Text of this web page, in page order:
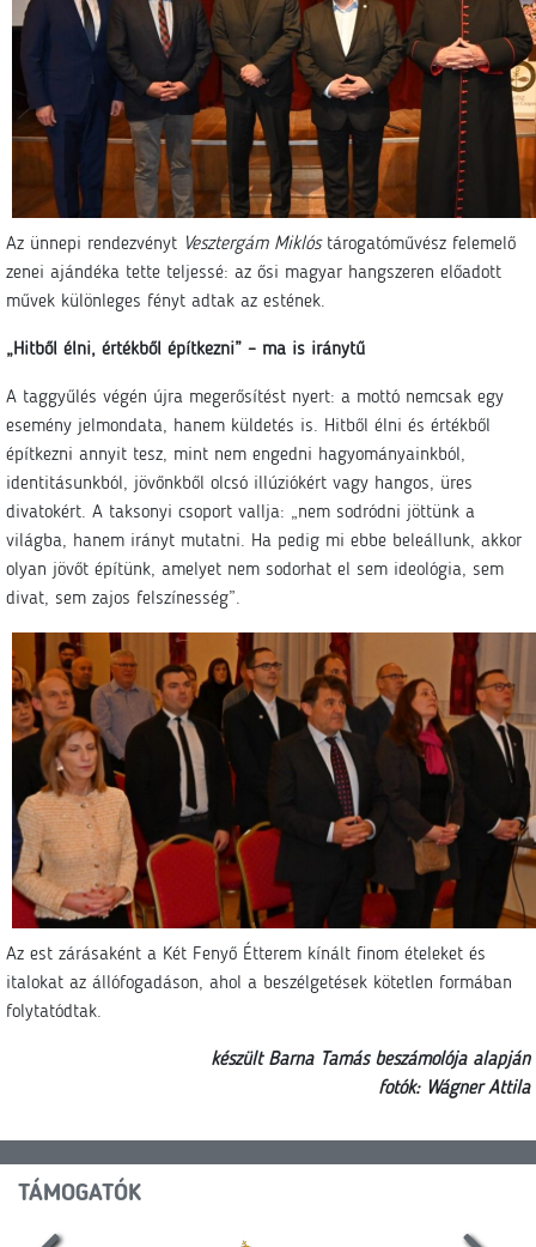
Az ünnepi rendezvényt Vesztergám Miklóstárogatóművész felemelő
zenei ajándéka tette teljessé: az ősi magyar hangszeren előadott
művek különleges fényt adtak az estének.
„Hitből élni, értékből építkezni” – ma is iránytű
A taggyűlés végén újra megerősítést nyert: a mottó nemcsak egy
esemény jelmondata, hanem küldetés is. Hitből élni és értékből
építkezni annyit tesz, mint nem engedni hagyományainkból,
identitásunkból, jövőnkből olcsó illúziókért vagy hangos, üres
divatokért. A taksonyi csoport vallja: „nem sodródni jöttünk a
világba, hanem irányt mutatni. Ha pedig mi ebbe beleállunk, akkor
olyan jövőt építünk, amelyet nem sodorhat el sem ideológia, sem
divat, sem zajos felszínesség”.
Az est zárásaként a Két Fenyő Étterem kínált finom ételeket és
italokat az állófogadáson, ahol a beszélgetések kötetlen formában
folytatódtak.
készült Barna Tamás beszámolója alapján
fotók: Wágner Attila
TÁMOGATÓK